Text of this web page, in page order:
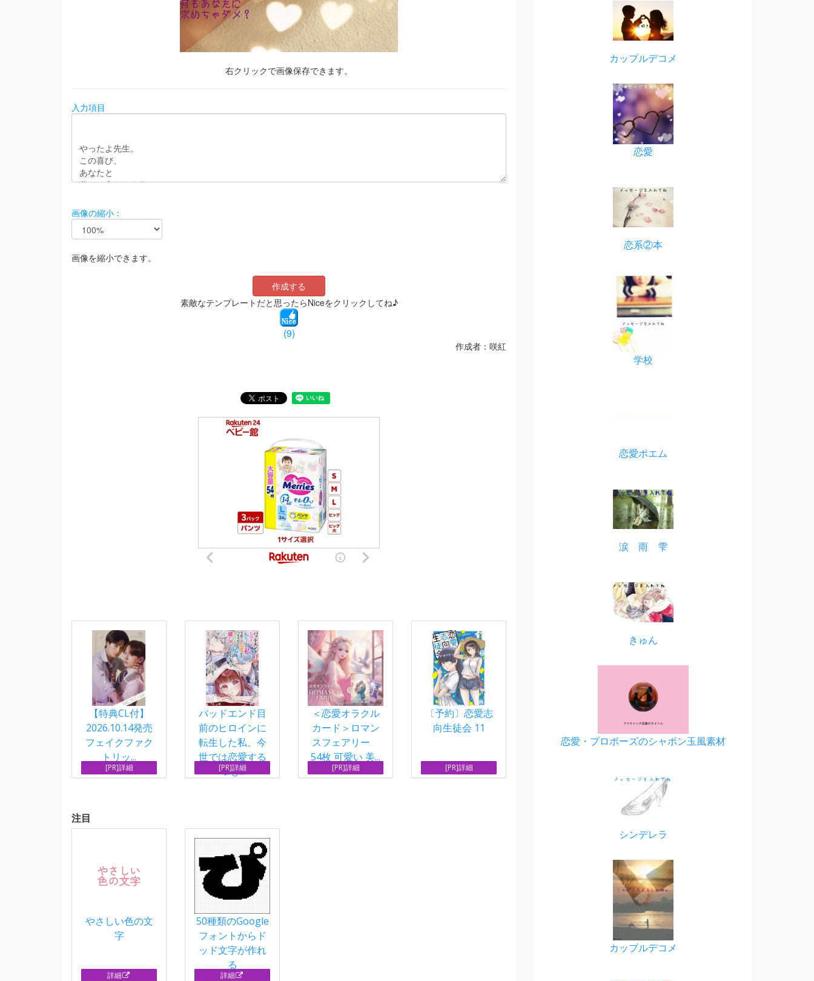
【特典CL付】
2026.10.14発売
フェイクファク
トリッ...
[PR]詳細
バッドエンド目
前のヒロインに
転生した私、今
世では恋愛する
つも...
[PR]詳細
＜恋愛オラクル
カード＞ロマン
スフェアリー
54枚 可愛い 美...
[PR]詳細
〔予約〕恋愛志
向生徒会 11
[PR]詳細
注目
やさしい色の文
字
詳細
50種類のGoogle
フォントからド
ッド文字が作れ
る
詳細
カップルデコメ
恋愛
恋系②本
学校
恋愛ポエム
涙 雨 雫
きゅん
恋愛・プロポーズのシャボン玉風素材
シンデレラ
カップルデコメ